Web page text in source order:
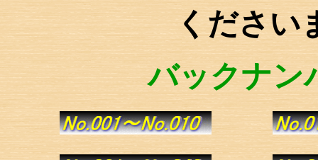
ください
バックナン